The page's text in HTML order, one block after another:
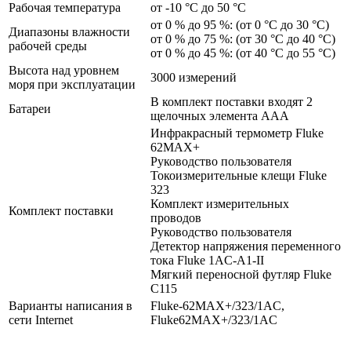
Рабочая температура
от -10 °C до 50 °C
Диапазоны влажности
рабочей среды
от 0 % до 95 %: (от 0 °C до 30 °C)
от 0 % до 75 %: (от 30 °C до 40 °C)
от 0 % до 45 %: (от 40 °C до 55 °C)
Высота над уровнем
моря при эксплуатации
3000 измерений
Батареи
В комплект поставки входят 2
щелочных элемента AAA
Комплект поставки
Инфракрасный термометр Fluke
62MAX+
Руководство пользователя
Токоизмерительные клещи Fluke
323
Комплект измерительных
проводов
Руководство пользователя
Детектор напряжения переменного
тока Fluke 1AC-A1-II
Мягкий переносной футляр Fluke
C115
Варианты написания в
сети Internet
Fluke-62MAX+/323/1AC,
Fluke62MAX+/323/1AC